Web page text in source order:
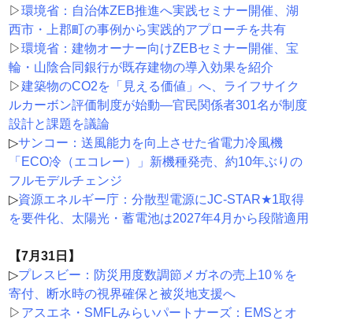
▷環境省：自治体ZEB推進へ実践セミナー開催、湖
西市・上郡町の事例から実践的アプローチを共有
▷環境省：建物オーナー向けZEBセミナー開催、宝
輪・山陰合同銀行が既存建物の導入効果を紹介
▷建築物のCO2を「見える価値」へ、ライフサイク
ルカーボン評価制度が始動―官民関係者301名が制度
設計と課題を議論
▷サンコー：送風能力を向上させた省電力冷風機
「ECO冷（エコレー）」新機種発売、約10年ぶりの
フルモデルチェンジ
▷資源エネルギー庁：分散型電源にJC-STAR★1取得
を要件化、太陽光・蓄電池は2027年4月から段階適用
【7月31日】
▷プレスビー：防災用度数調節メガネの売上10％を
寄付、断水時の視界確保と被災地支援へ
▷ アスエネ・SMFLみらいパートナーズ：EMSとオ